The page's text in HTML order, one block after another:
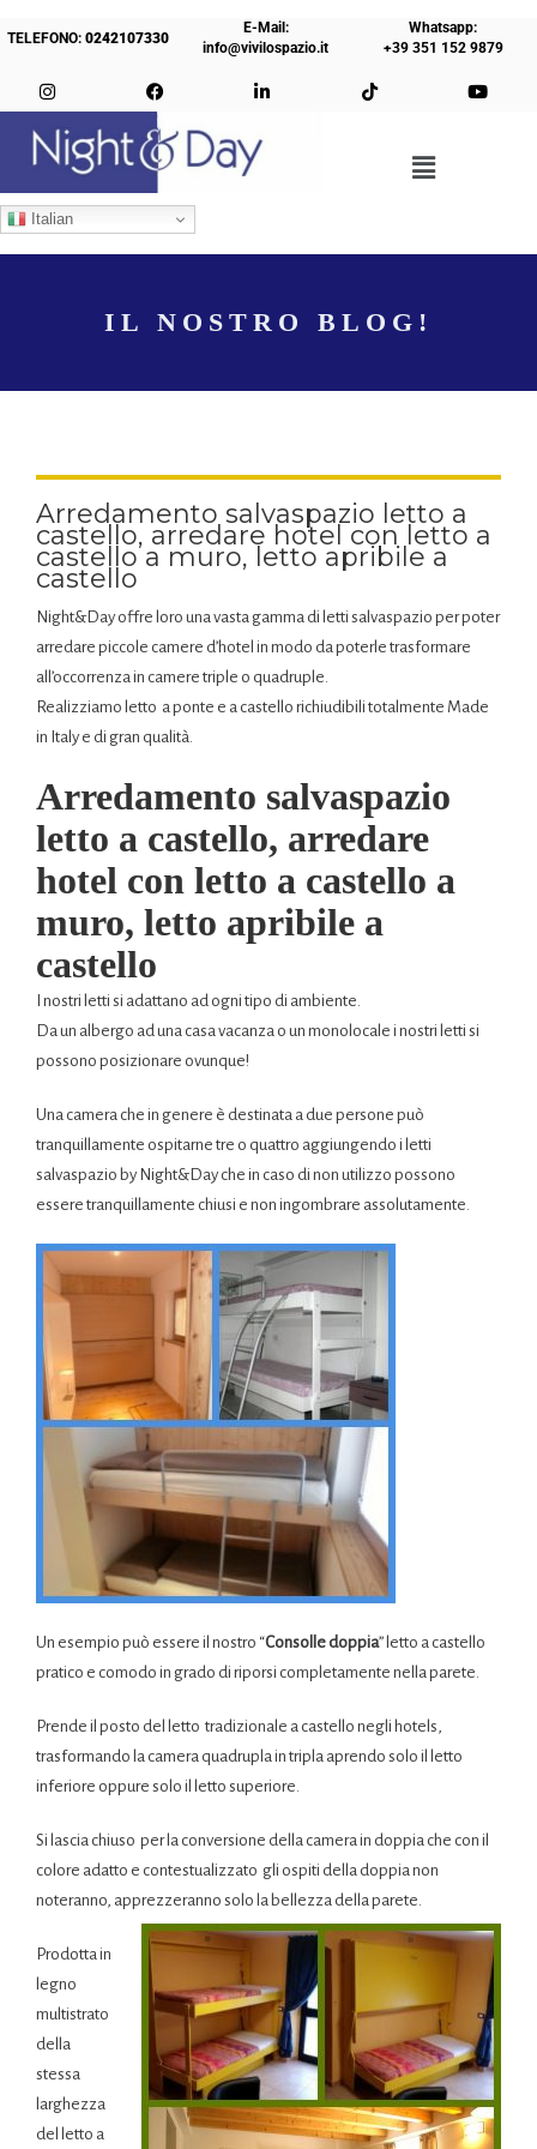
TELEFONO:0242107330
E-Mail:
info@vivilospazio.it
Whatsapp:
+39 351 152 9879
Italian
IL NOSTRO BLOG!
Arredamento salvaspazio letto a
castello, arredare hotel con letto a
castello a muro, letto apribile a
castello
Night&Day offre loro una vasta gamma di letti salvaspazio per poter
arredare piccole camere d’hotel in modo da poterle trasformare
all’occorrenza in camere triple o quadruple.
Realizziamo letto a ponte e a castello richiudibili totalmente Made
in Italy e di gran qualità.
Arredamento salvaspazio
letto a castello, arredare
hotel con letto a castello a
muro, letto apribile a
castello
I nostri letti si adattano ad ogni tipo di ambiente.
Da un albergo ad una casa vacanza o un monolocale i nostri letti si
possono posizionare ovunque!
Una camera che in genere è destinata a due persone può
tranquillamente ospitarne tre o quattro aggiungendo i letti
salvaspazio by Night&Day che in caso di non utilizzo possono
essere tranquillamente chiusi e non ingombrare assolutamente.
Un esempio può essere il nostro “Consolle doppia” letto a castello
pratico e comodo in grado di riporsi completamente nella parete.
Prende il posto del letto tradizionale a castello negli hotels,
trasformando la camera quadrupla in tripla aprendo solo il letto
inferiore oppure solo il letto superiore.
Si lascia chiuso per la conversione della camera in doppia che con il
colore adatto e contestualizzato gli ospiti della doppia non
noteranno, apprezzeranno solo la bellezza della parete.
Prodotta in
legno
multistrato
della
stessa
larghezza
del letto a